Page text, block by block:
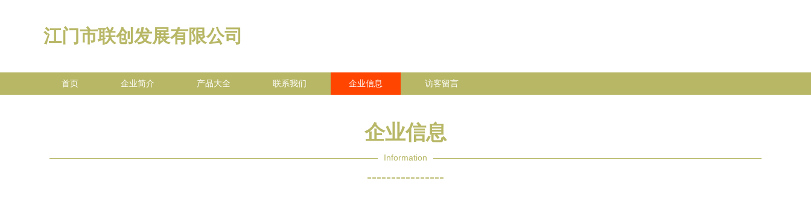
江门市联创发展有限公司
首页 企业简介 产品大全 联系我们 企业信息 访客留言
企业信息
Information
----------------